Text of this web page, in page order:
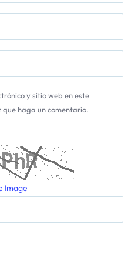
y sitio web en este
haga un comentario.
Image